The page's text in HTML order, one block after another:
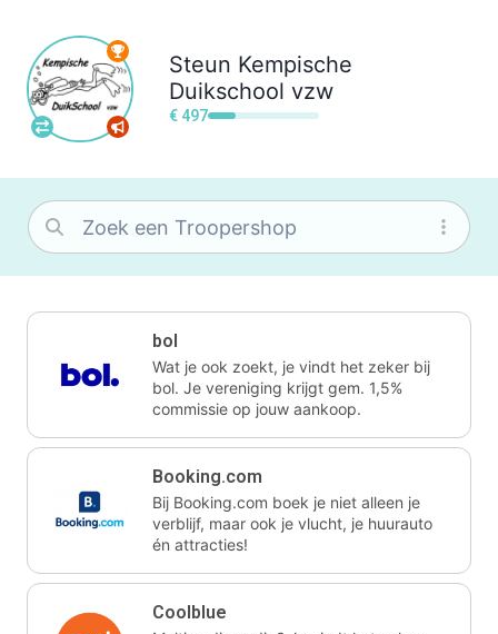
Steun Kempische
Duikschool vzw
€ 497
bol
Wat je ook zoekt, je vindt het zeker bij
bol. Je vereniging krijgt gem. 1,5%
commissie op jouw aankoop.
Booking.com
Bij Booking.com boek je niet alleen je
verblijf, maar ook je vlucht, je huurauto
én attracties!
Coolblue